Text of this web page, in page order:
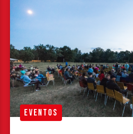
EVENTOS